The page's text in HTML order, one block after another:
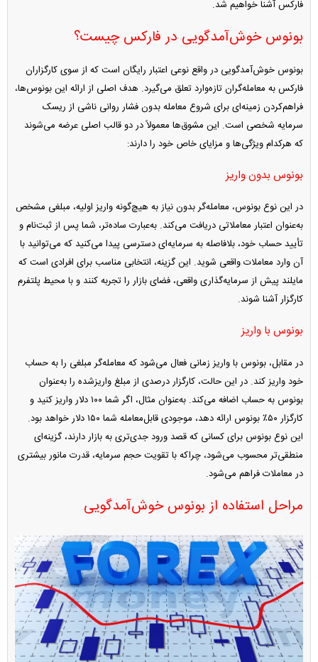
فارکس آشنا خواهیم شد.
بونوس خوش‌آمدگویی در فارکس چیست؟
بونوس خوش‌آمدگویی در واقع نوعی اعتبار رایگان است که از سوی کارگزاران
فارکس به معامله‌گران تازه‌وارد تعلق می‌گیرد. هدف اصلی از ارائه این بونوس‌ها،
فراهم‌کردن زمینه‌ای برای شروع معامله بدون فشار روانی ناشی از ریسک
سرمایه شخصی است. این مشوق‌ها معمولاً در دو قالب اصلی عرضه می‌شوند
که هرکدام ویژگی‌ها و مزایای خاص خود را دارند:
بونوس بدون واریز
در این نوع بونوس، معامله‌گر بدون نیاز به هیچ‌گونه واریز اولیه، مبلغی مشخص
به‌عنوان اعتبار معاملاتی دریافت می‌کند. به‌عبارت ساده‌تر، شما پس از ثبت‌نام و
تأیید حساب خود، بلافاصله به سرمایه‌ای دسترسی پیدا می‌کنید که می‌توانید با
آن وارد معاملات واقعی شوید. این گزینه، انتخابی مناسب برای افرادی است که
مایلند پیش از سرمایه‌گذاری واقعی، فضای بازار را تجربه کنند و با محیط پلتفرم
کارگزار آشنا شوند.
بونوس با واریز
در مقابل، بونوس با واریز زمانی فعال می‌شود که معامله‌گر مبلغی را به حساب
خود واریز کند. در این حالت، کارگزار درصدی از مبلغ واریز‌شده را به‌عنوان
بونوس به حساب اضافه می‌کند. به‌عنوان مثال، اگر شما ۱۰۰ دلار واریز کنید و
کارگزار ۵۰٪ بونوس ارائه دهد، موجودی قابل‌معامله شما ۱۵۰ دلار خواهد بود.
این نوع بونوس برای کسانی که قصد ورود جدی‌تری به بازار دارند، گزینه‌ای
منطقی‌تر محسوب می‌شود، چراکه با تقویت حجم سرمایه، قدرت مانور بیشتری
در معاملات فراهم می‌شود.
مراحل استفاده از بونوس خوش‌آمدگویی